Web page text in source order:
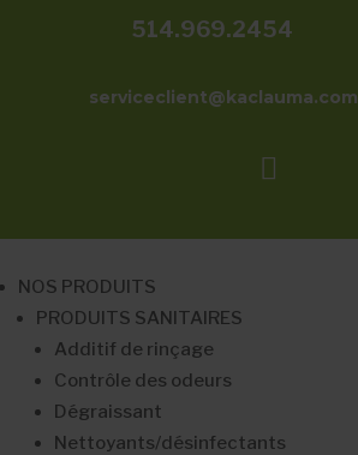
514.969.2454
serviceclient@kaclauma.com

NOS PRODUITS
PRODUITS SANITAIRES
Additif de rinçage
Contrôle des odeurs
Dégraissant
Nettoyants/désinfectants